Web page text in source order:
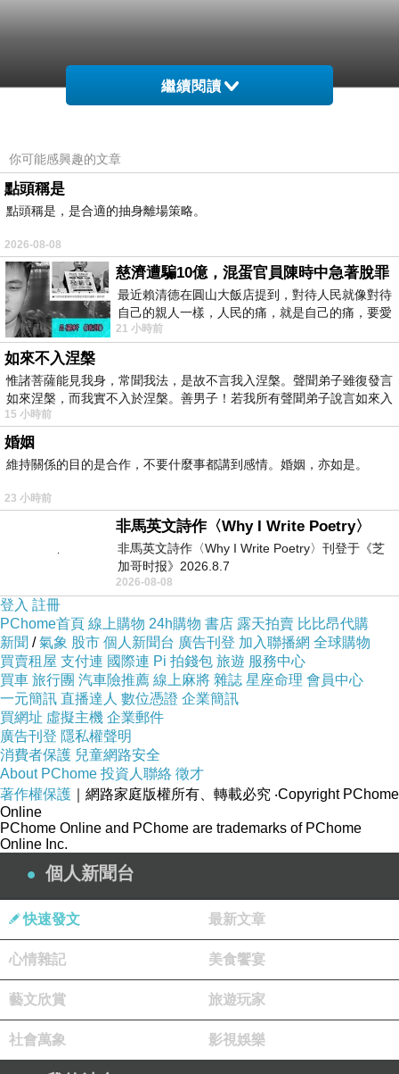
繼續閱讀
你可能感興趣的文章
點頭稱是
點頭稱是，是合適的抽身離場策略。
2026-08-08
慈濟遭騙10億，混蛋官員陳時中急著脫罪
最近賴清德在圓山大飯店提到，對待人民就像對待
自己的親人一樣，人民的痛，就是自己的痛，要愛
民如親，說的這麼好聽，實際上根本沒做
21 小時前
如來不入涅槃
惟諸菩薩能見我身，常聞我法，是故不言我入涅槃。聲聞弟子雖復發言
如來涅槃，而我實不入於涅槃。善男子！若我所有聲聞弟子說言如來入
15 小時前
婚姻
維持關係的目的是合作，不要什麼事都講到感情。婚姻，亦如是。
23 小時前
非馬英文詩作〈Why I Write Poetry〉
非馬英文詩作〈Why I Write Poetry〉刊登于《芝
加哥时报》2026.8.7
2026-08-08
登入 註冊
PChome首頁 線上購物 24h購物 書店 露天拍賣 比比昂代購
新聞 /氣象 股市 個人新聞台 廣告刊登 加入聯播網 全球購物
買賣租屋 支付連 國際連 Pi 拍錢包 旅遊 服務中心
買車 旅行團 汽車險推薦 線上麻將 雜誌 星座命理 會員中心
一元簡訊 直播達人 數位憑證 企業簡訊
買網址 虛擬主機 企業郵件
廣告刊登 隱私權聲明
消費者保護 兒童網路安全
About PChome 投資人聯絡 徵才
著作權保護 ｜網路家庭版權所有、轉載必究 ‧Copyright PChome
Online
PChome Online and PChome are trademarks of PChome
Online Inc.
個人新聞台
快速發文 最新文章
心情雜記 美食饗宴
藝文欣賞 旅遊玩家
社會萬象 影視娛樂